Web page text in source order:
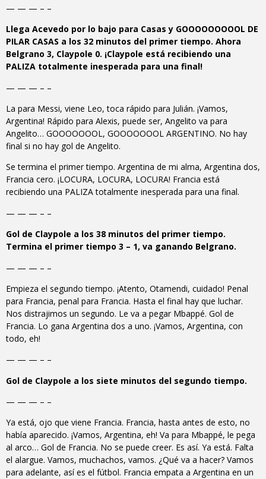
— — — – –
Llega Acevedo por lo bajo para Casas y GOOOOOOOOOL DE
PILAR CASAS a los 32 minutos del primer tiempo. Ahora
Belgrano 3, Claypole 0. ¡Claypole está recibiendo una
PALIZA totalmente inesperada para una final!
— — — – –
La para Messi, viene Leo, toca rápido para Julián. ¡Vamos,
Argentina! Rápido para Alexis, puede ser, Angelito va para
Angelito… GOOOOOOOL, GOOOOOOOL ARGENTINO. No hay
final si no hay gol de Angelito.
Se termina el primer tiempo. Argentina de mi alma, Argentina dos,
Francia cero. ¡LOCURA, LOCURA, LOCURA! Francia está
recibiendo una PALIZA totalmente inesperada para una final.
— — — – –
Gol de Claypole a los 38 minutos del primer tiempo.
Termina el primer tiempo 3 – 1, va ganando Belgrano.
— — — – –
Empieza el segundo tiempo. ¡Atento, Otamendi, cuidado! Penal
para Francia, penal para Francia. Hasta el final hay que luchar.
Nos distrajimos un segundo. Le va a pegar Mbappé. Gol de
Francia. Lo gana Argentina dos a uno. ¡Vamos, Argentina, con
todo, eh!
— — — – –
Gol de Claypole a los siete minutos del segundo tiempo.
— — — – –
Ya está, ojo que viene Francia. Francia, hasta antes de esto, no
había aparecido. ¡Vamos, Argentina, eh! Va para Mbappé, le pega
al arco… Gol de Francia. No se puede creer. Es así. Ya está. Falta
el alargue. Vamos, muchachos, vamos. ¿Qué va a hacer? Vamos
para adelante, así es el fútbol. Francia empata a Argentina en un